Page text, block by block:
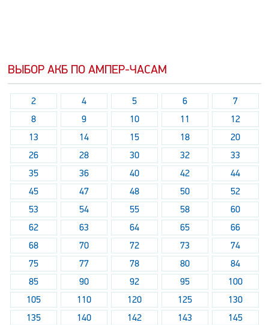
ВЫБОР АКБ ПО АМПЕР-ЧАСАМ
2 4 5 6
7
8
9 10 11
12
13
14 15 18
20
26
28 30 32
33
35
36 40 42
44
45
47 48 50
52
53
54 55 58
60
62
63 64 65
66
68
70 72 73
74
75
77 78 80
84
85
90 92 95
100
105
110 120 125
130
135
140 142 143
145